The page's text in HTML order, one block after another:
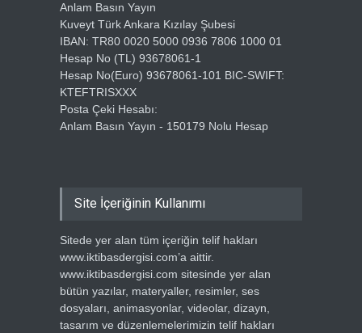
Anlam Basın Yayın
Kuveyt Türk Ankara Kızılay Şubesi
IBAN: TR80 0020 5000 0936 7806 1000 01
Hesap No (TL) 93678061-1
Hesap No(Euro) 93678061-101 BIC-SWIFT:
KTEFTRISXXX
Posta Çeki Hesabı:
Anlam Basın Yayın - 150179 Nolu Hesap
Site İçeriğinin Kullanımı
Sitede yer alan tüm içeriğin telif hakları
www.iktibasdergisi.com’a aittir.
www.iktibasdergisi.com sitesinde yer alan
bütün yazılar, materyaller, resimler, ses
dosyaları, animasyonlar, videolar, dizayn,
tasarım ve düzenlemelerimizin telif hakları